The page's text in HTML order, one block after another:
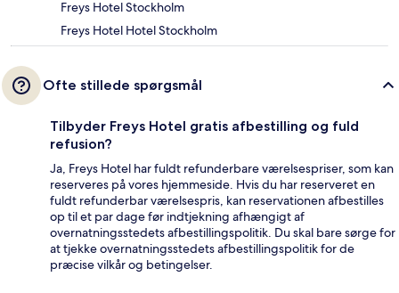
Freys Hotel Stockholm
Freys Hotel Hotel Stockholm
Ofte stillede spørgsmål
Tilbyder Freys Hotel gratis afbestilling og fuld
refusion?
Ja, Freys Hotel har fuldt refunderbare værelsespriser, som kan
reserveres på vores hjemmeside. Hvis du har reserveret en
fuldt refunderbar værelsespris, kan reservationen afbestilles
op til et par dage før indtjekning afhængigt af
overnatningsstedets afbestillingspolitik. Du skal bare sørge for
at tjekke overnatningsstedets afbestillingspolitik for de
præcise vilkår og betingelser.